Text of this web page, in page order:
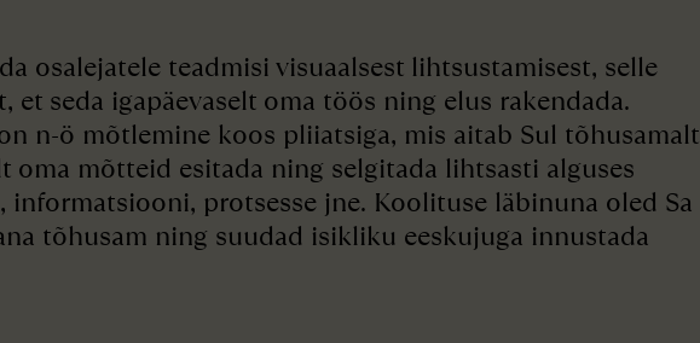
osalejatele teadmisi visuaalsest lihtsustamisest, selle
seda igapäevaselt oma töös ning elus rakendada.
n-ö mõtlemine koos pliiatsiga, mis aitab Sul tõhusamalt
oma mõtteid esitada ning selgitada lihtsasti alguses
informatsiooni, protsesse jne. Koolituse läbinuna oled Sa
tõhusam ning suudad isikliku eeskujuga innustada